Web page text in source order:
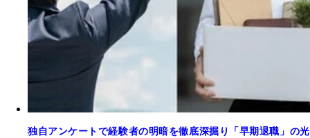
独自アンケートで経験者の明暗を徹底深掘り「早期退職」の光